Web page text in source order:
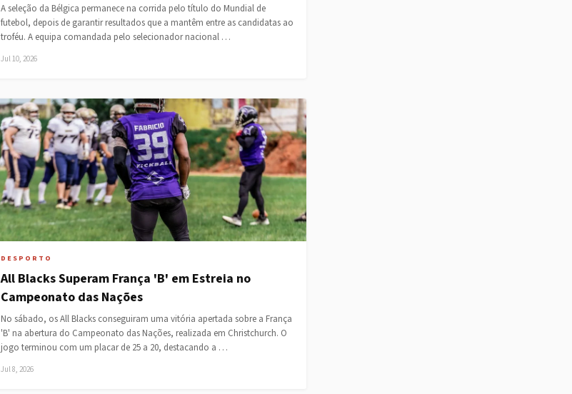
A seleção da Bélgica permanece na corrida pelo título do Mundial de
futebol, depois de garantir resultados que a mantêm entre as candidatas ao
troféu. A equipa comandada pelo selecionador nacional …
Jul 10, 2026
DESPORTO
All Blacks Superam França 'B' em Estreia no
Campeonato das Nações
No sábado, os All Blacks conseguiram uma vitória apertada sobre a França
'B' na abertura do Campeonato das Nações, realizada em Christchurch. O
jogo terminou com um placar de 25 a 20, destacando a …
Jul 8, 2026